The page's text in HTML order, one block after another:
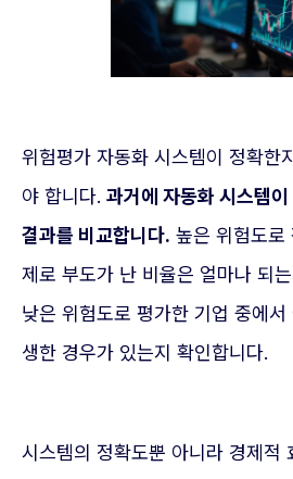
위험평가 자동화 시스템이 정확한
야 합니다. 과거에 자동화 시스템이
결과를 비교합니다. 높은 위험도로
제로 부도가 난 비율은 얼마나 되
낮은 위험도로 평가한 기업 중에
생한 경우가 있는지 확인합니다.
시스템의 정확도뿐 아니라 경제적